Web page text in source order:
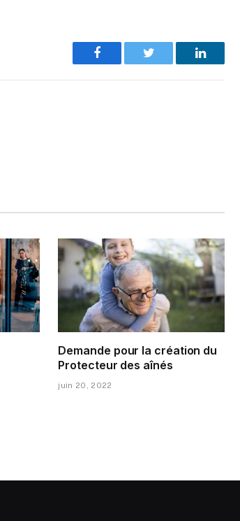
Facebook Twitter LinkedIn
Demande pour la création du
Protecteur des aînés
juin 20, 2022